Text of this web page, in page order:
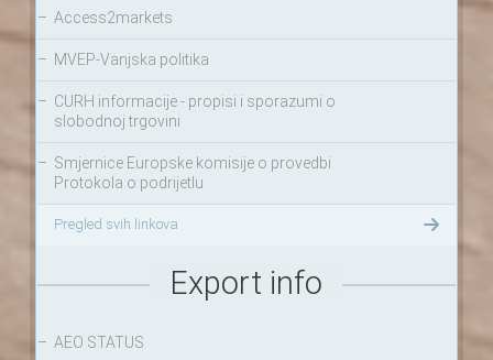
– Access2markets
– MVEP-Vanjska politika
– CURH informacije - propisi i sporazumi o
slobodnoj trgovini
– Smjernice Europske komisije o provedbi
Protokola o podrijetlu
Pregled svih linkova
Export info
– AEO STATUS